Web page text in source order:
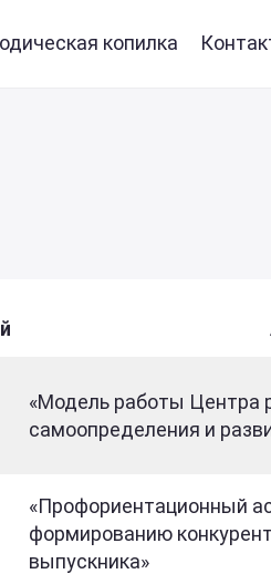
копилка
«Модель работы Центра
самоопределения и
«Профориентационный
формированию
выпускника»